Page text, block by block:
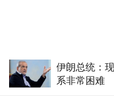
伊朗总统：
系非常困难